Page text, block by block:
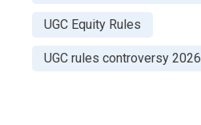
UGC Equity Rules
UGC rules controversy 2026